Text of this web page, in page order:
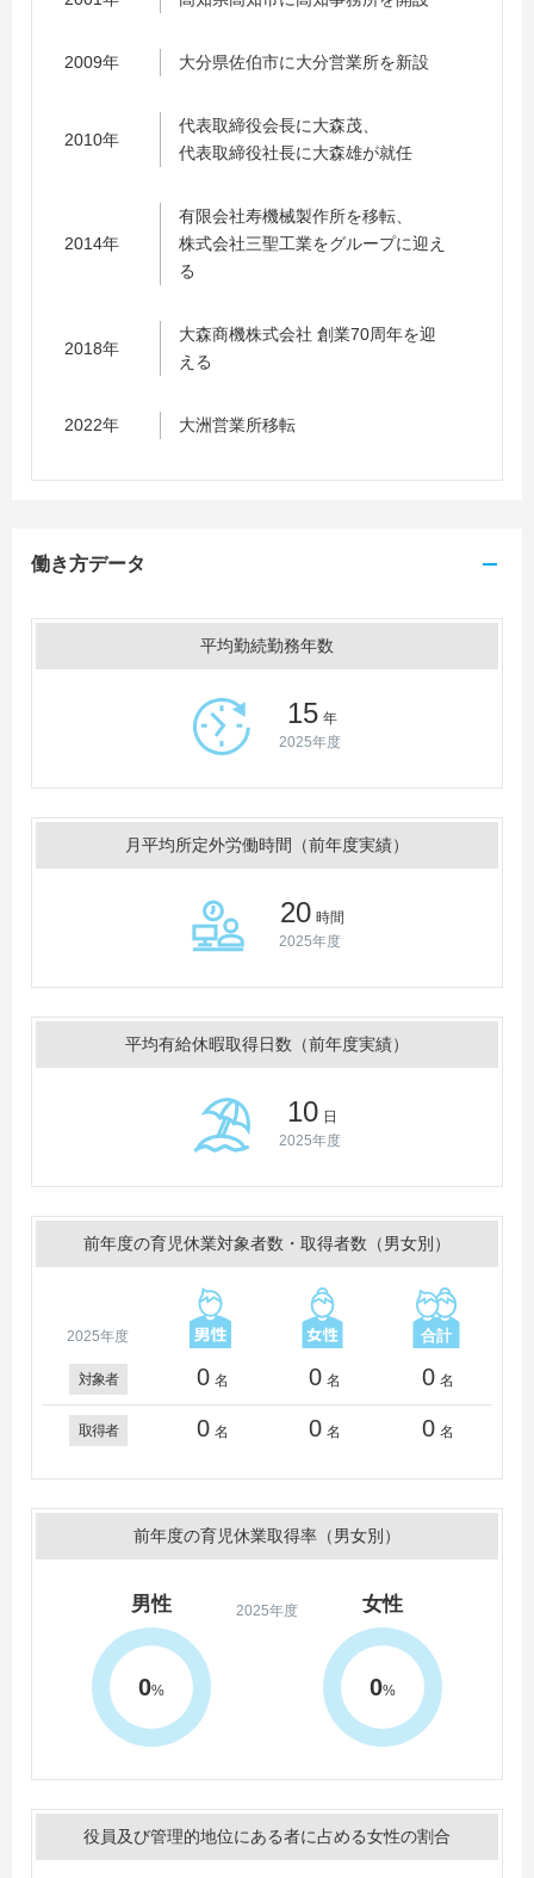
2009年 大分県佐伯市に大分営業所を新設
2010年
代表取締役会長に大森茂、
代表取締役社長に大森雄が就任
2014年
有限会社寿機械製作所を移転、
株式会社三聖工業をグループに迎え
る
2018年
大森商機株式会社 創業70周年を迎
える
2022年 大洲営業所移転
働き方データ
平均勤続勤務年数
15 年
2025年度
月平均所定外労働時間（前年度実績）
20 時間
2025年度
平均有給休暇取得日数（前年度実績）
10 日
2025年度
前年度の育児休業対象者数・取得者数（男女別）
2025年度
対象者 0 名 0 名 0 名
取得者 0 名 0 名 0 名
前年度の育児休業取得率（男女別）
2025年度
男性
0%
女性
0%
役員及び管理的地位にある者に占める女性の割合